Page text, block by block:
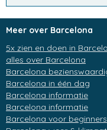
Meer over Barcelona
5x zien en doen in
alles over Barcelona
Barcelona
Barcelona in één dag
Barcelona informatie
Barcelona informatie
Barcelona voor beginners